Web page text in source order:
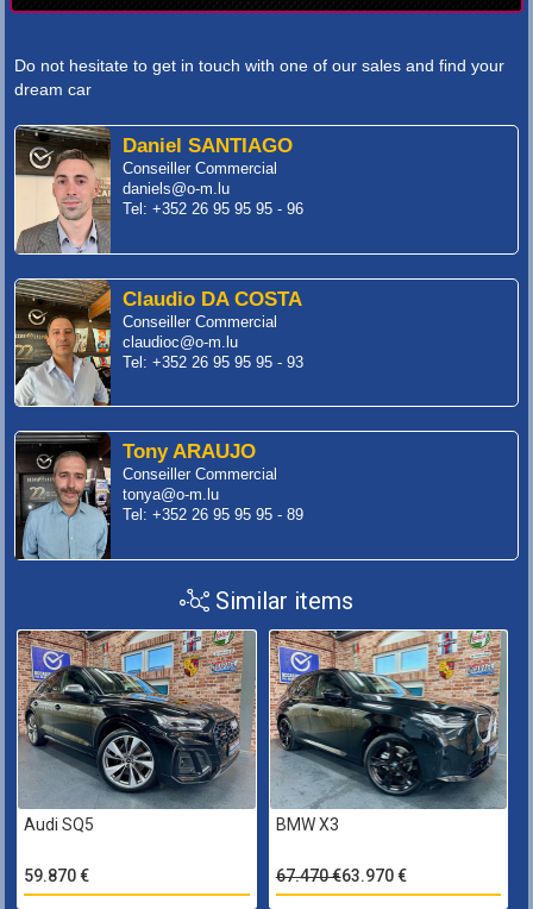
Do not hesitate to get in touch with one of our sales and find your
dream car
Daniel SANTIAGO
Conseiller Commercial
daniels@o-m.lu
Tel: +352 26 95 95 95 - 96
Claudio DA COSTA
Conseiller Commercial
claudioc@o-m.lu
Tel: +352 26 95 95 95 - 93
Tony ARAUJO
Conseiller Commercial
tonya@o-m.lu
Tel: +352 26 95 95 95 - 89
Similar items
Audi SQ5
59.870 €
BMW X3
67.470 €63.970 €